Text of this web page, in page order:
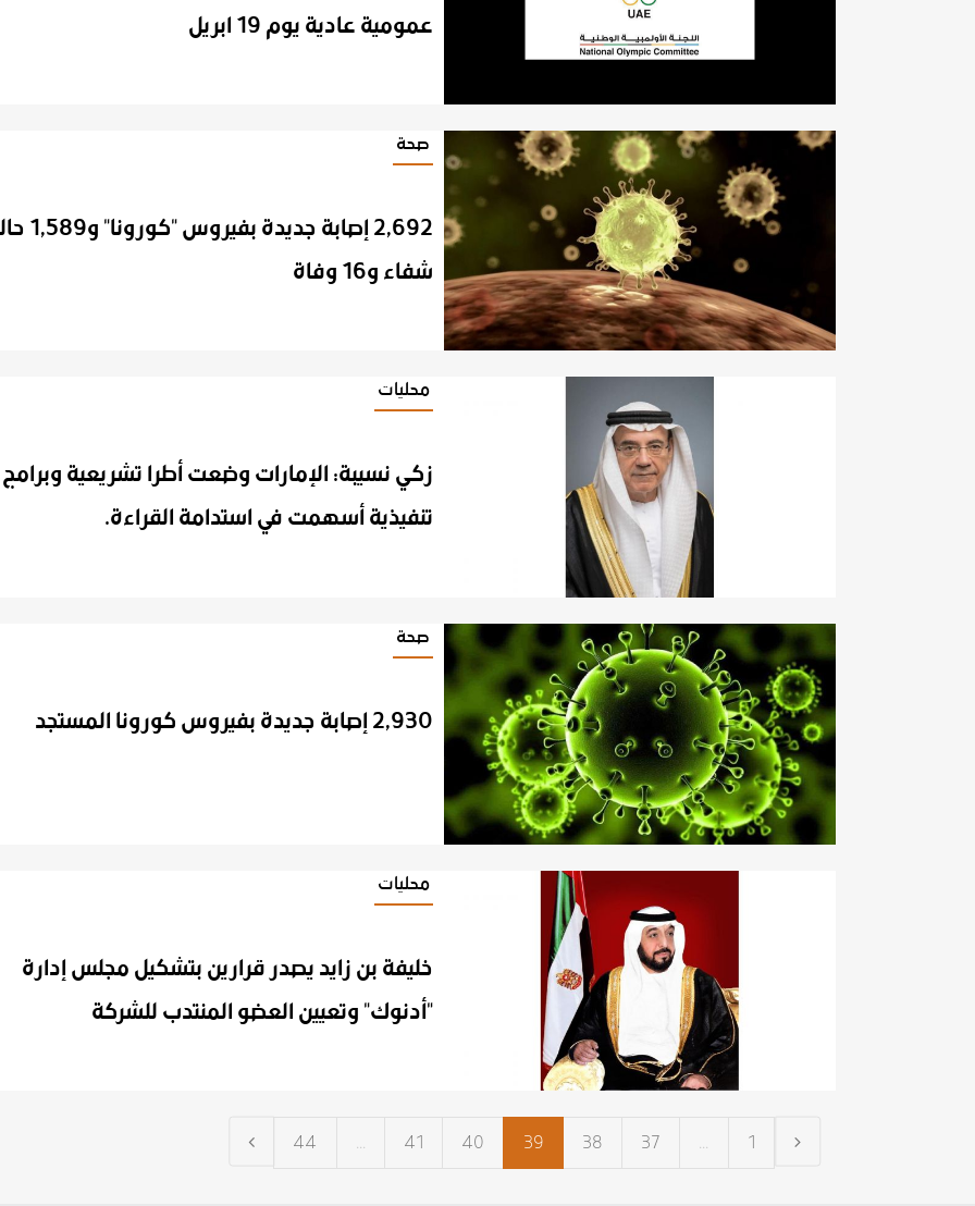
عمومية عادية يوم 19 ابريل
صحة
2,692 إصابة جديدة بفيروس "كورونا" و1,589 حالة
شفاء و16 وفاة
محليات
زكي نسيبة: الإمارات وضعت أطرا تشريعية وبرامج
تنفيذية أسهمت في استدامة القراءة.
صحة
2,930إصابة جديدةبفيروسكوروناالمستجد
محليات
خليفة بن زايد يصدر قرارين بتشكيل مجلس إدارة
"أدنوك" وتعيين العضو المنتدب للشركة
1
...
37
38
39
40
41
...
44